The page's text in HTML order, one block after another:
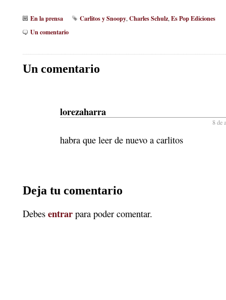
En la prensa Carlitos y Snoopy, Charles Schulz, Es Pop Ediciones
Un comentario
Un comentario
lorezaharra
8 de
habra que leer de nuevo a carlitos
Deja tu comentario
Debes entrar para poder comentar.